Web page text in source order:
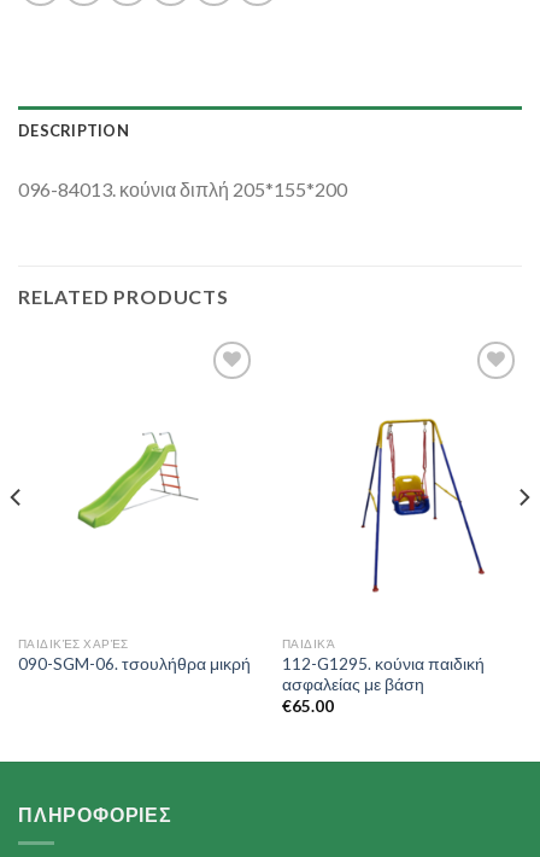
DESCRIPTION
096-84013. κούνια διπλή 205*155*200
RELATED PRODUCTS
ΠΑΙΔΙΚΈΣ ΧΑΡΈΣ
090-SGM-06. τσουλήθρα μικρή
ΠΑΙΔΙΚΆ
112-G1295. κούνια παιδική
ασφαλείας με βάση
€65.00
ΠΛΗΡΟΦΟΡΙΕΣ